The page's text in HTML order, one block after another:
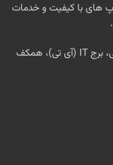
های با کیفیت و خدمات
آدرس فروشگاه: شیراز، خیابان اردیبهشت شرقی، برج IT (آی تی)، همکف